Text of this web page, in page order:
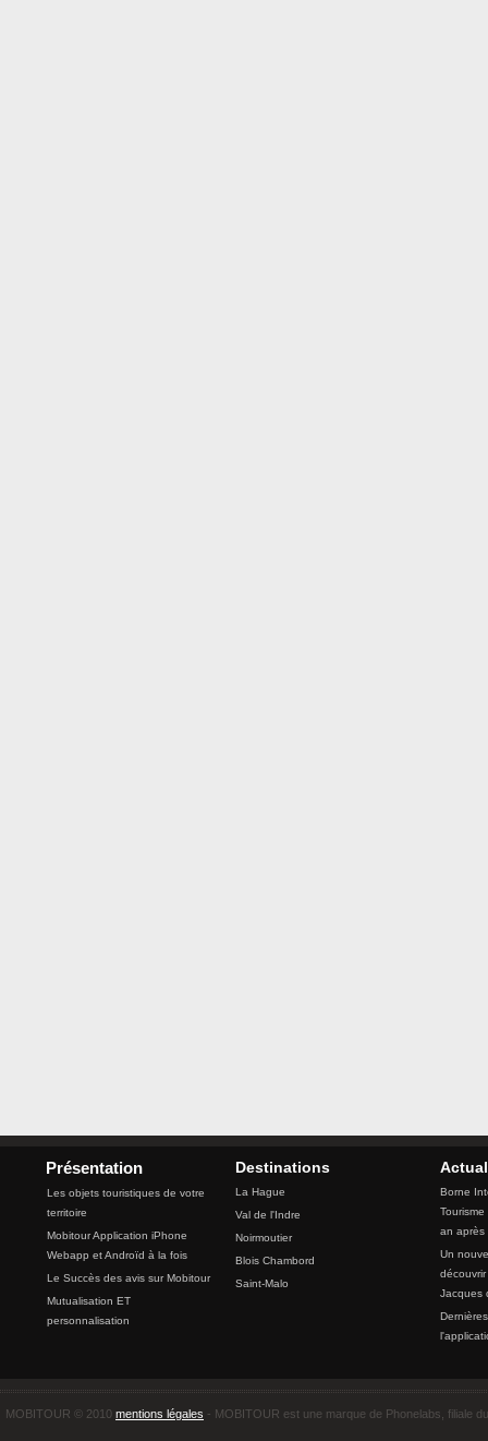
Présentation
Les objets touristiques de votre
territoire
Mobitour Application iPhone
Webapp et Androïd à la fois
Le Succès des avis sur Mobitour
Mutualisation ET
personnalisation
Destinations
La Hague
Val de l'Indre
Noirmoutier
Blois Chambord
Saint-Malo
Borne
an après
Un
Jacques
MOBITOUR © 2010 mentions légales - MOBITOUR est une marque de Phonelabs, filiale